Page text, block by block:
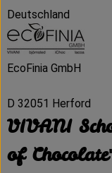
Deutschland
EcoFinia GmbH
D 32051 Herford
VIVANI
of